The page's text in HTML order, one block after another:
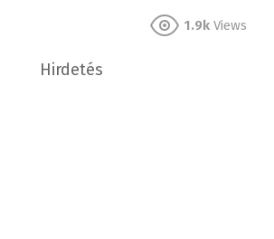
1.9k Views
Hirdetés